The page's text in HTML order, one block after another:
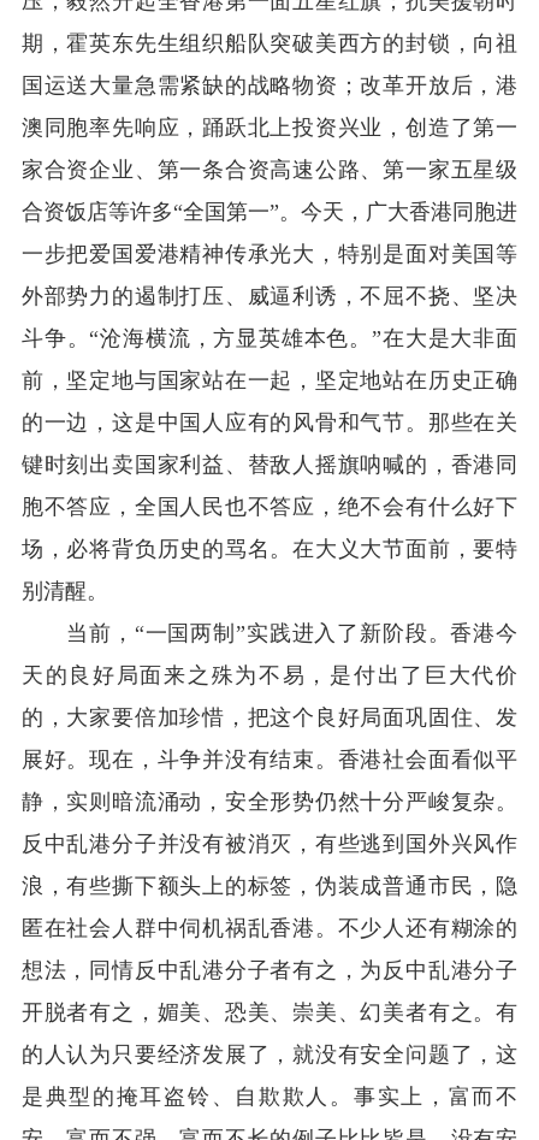
期，霍英东先生组织船队突破美西方的封锁，向祖
国运送大量急需紧缺的战略物资；改革开放后，港
澳同胞率先响应，踊跃北上投资兴业，创造了第一
家合资企业、第一条合资高速公路、第一家五星级
合资饭店等许多“全国第一”。今天，广大香港同胞进
一步把爱国爱港精神传承光大，特别是面对美国等
外部势力的遏制打压、威逼利诱，不屈不挠、坚决
斗争。“沧海横流，方显英雄本色。”在大是大非面
前，坚定地与国家站在一起，坚定地站在历史正确
的一边，这是中国人应有的风骨和气节。那些在关
键时刻出卖国家利益、替敌人摇旗呐喊的，香港同
胞不答应，全国人民也不答应，绝不会有什么好下
场，必将背负历史的骂名。在大义大节面前，要特
别清醒。
当前，“一国两制”实践进入了新阶段。香港今
天的良好局面来之殊为不易，是付出了巨大代价
的，大家要倍加珍惜，把这个良好局面巩固住、发
展好。现在，斗争并没有结束。香港社会面看似平
静，实则暗流涌动，安全形势仍然十分严峻复杂。
反中乱港分子并没有被消灭，有些逃到国外兴风作
浪，有些撕下额头上的标签，伪装成普通市民，隐
匿在社会人群中伺机祸乱香港。不少人还有糊涂的
想法，同情反中乱港分子者有之，为反中乱港分子
开脱者有之，媚美、恐美、崇美、幻美者有之。有
的人认为只要经济发展了，就没有安全问题了，这
是典型的掩耳盗铃、自欺欺人。事实上，富而不